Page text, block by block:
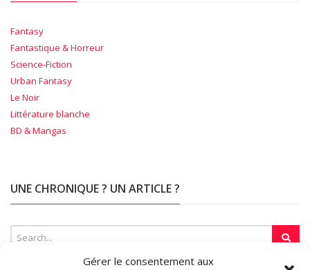
Gérer le consentement aux
Fantasy
Fantastique & Horreur
Science-Fiction
Urban Fantasy
Le Noir
Littérature blanche
BD & Mangas
UNE CHRONIQUE ? UN ARTICLE ?